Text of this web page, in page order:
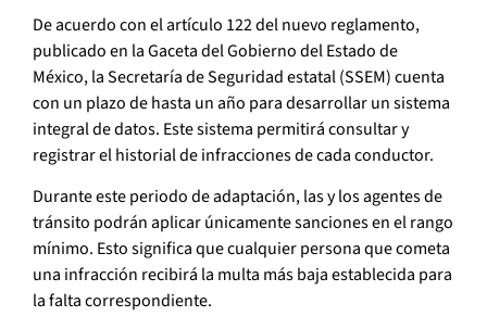
De acuerdo con el artículo 122 del nuevo reglamento,
publicado en la Gaceta del Gobierno del Estado de
México, la Secretaría de Seguridad estatal (SSEM) cuenta
con un plazo de hasta un año para desarrollar un sistema
integral de datos. Este sistema permitirá consultar y
registrar el historial de infracciones de cada conductor.
Durante este periodo de adaptación, las y los agentes de
tránsito podrán aplicar únicamente sanciones en el rango
mínimo. Esto significa que cualquier persona que cometa
una infracción recibirá la multa más baja establecida para
la falta correspondiente.